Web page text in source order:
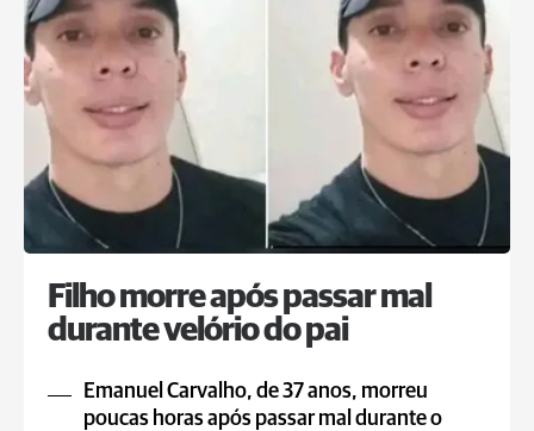
Filho morre após passar mal
durante velório do pai
Emanuel Carvalho, de 37 anos, morreu
poucas horas após passar mal durante o